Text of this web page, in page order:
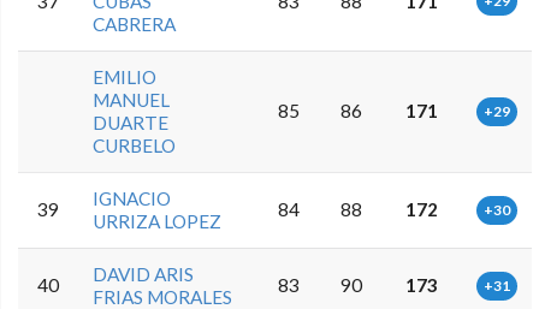
CABRERA
EMILIO
MANUEL
DUARTE
CURBELO
85 86 171 +29
39
IGNACIO
URRIZA LOPEZ
84 88 172 +30
40
DAVID ARIS
FRIAS MORALES
83 90 173 +31